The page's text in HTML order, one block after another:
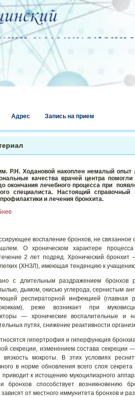
Адрес Запись на прием
Р.Н. Ходановой накоплен немалый опыт
качества врачей центра
окончания лечебного процесса при
специалиста. Настоящий справочный
и лечения бронхита.
воспаление бронхов, не связанное
О хроническом характере
2 лет подряд. Хронический
(ХНЗЛ), имеющая тенденцию к
с длительным раздражением бронхов
дымом, окисью углерода, сернистым
респираторной инфекцией (главная
реже возникает при
— хронические воспалительные и
путях, снижение реактивности
гипертрофия и гиперфункция
секреции, изменением состава секреции
мокроты. В этих условиях
в норме обновления всего слоя
к истощению мукоцилиарного
способствует возникновению
от местного иммунитета бронхов и